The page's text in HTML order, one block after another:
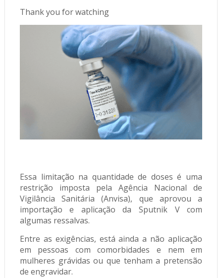
Thank you for watching
Essa limitação na quantidade de doses é uma
restrição imposta pela Agência Nacional de
Vigilância Sanitária (Anvisa), que aprovou a
importação e aplicação da Sputnik V com
algumas ressalvas.
Entre as exigências, está ainda a não aplicação
em pessoas com comorbidades e nem em
mulheres grávidas ou que tenham a pretensão
de engravidar.